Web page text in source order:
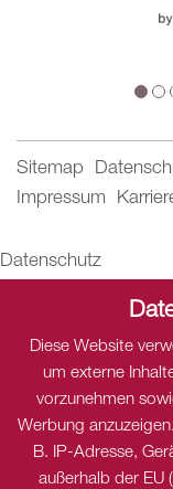
Diese Website
um externe
vorzunehmen
Werbung
B. IP-Adresse,
außerhalb der EU
Sitemap
Impressum
Datenschutz
HOTELS
Akzeptieren
Datenschutz
Dieser Inhalt ist nur
"Dialogshift GmbH"
Akzeptieren